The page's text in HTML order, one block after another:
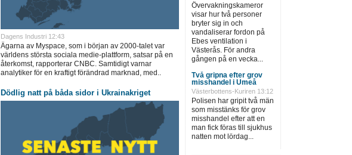
Dagens Industri 12:43
Ägarna av Myspace, som i början av 2000-talet var
världens största sociala medie-plattform, satsar på en
återkomst, rapporterar CNBC. Samtidigt varnar
analytiker för en kraftigt förändrad marknad, med..
Dödlig natt på båda sidor i Ukrainakriget
Övervakningskameror
visar hur två personer
bryter sig in och
vandaliserar fordon på
Ebes ventilation i
Västerås. För andra
gången på en vecka...
Två gripna efter grov
misshandel i Umeå
Västerbottens-Kuriren 13:12
Polisen har gripit två män
som misstänks för grov
misshandel efter att en
man fick föras till sjukhus
natten mot lördag...